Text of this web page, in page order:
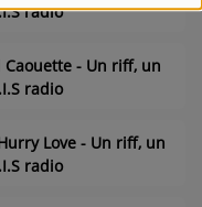
radio
Caouette - Un riff, un
radio
Love - Un riff, un
radio